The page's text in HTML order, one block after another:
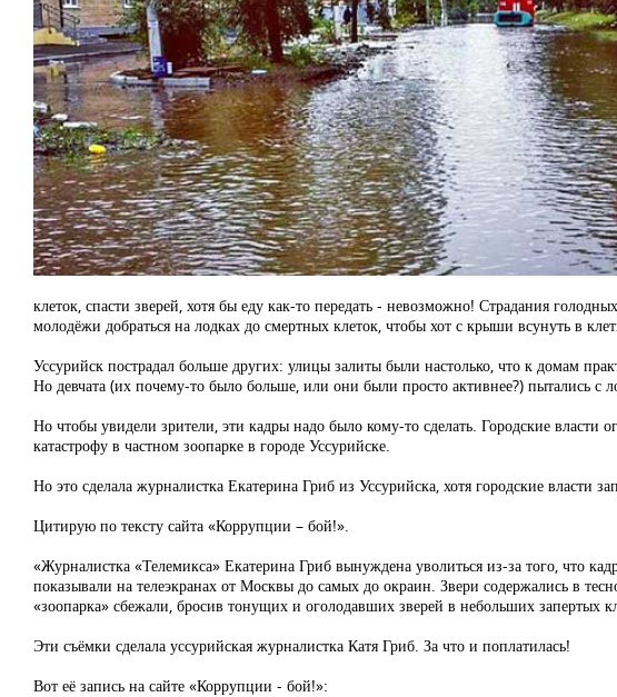
клеток, спасти зверей, хотя бы еду как-то передать - невозможно! Страдания
молодёжи добраться на лодках до смертных клеток, чтобы хот с крыши всунуть в
Уссурийск пострадал больше других: улицы залиты были настолько, что к домам
Но девчата (их почему-то было больше, или они были просто активнее?) пытались с
Но чтобы увидели зрители, эти кадры надо было кому-то сделать. Городские власти
катастрофу в частном зоопарке в городе Уссурийске.
Но это сделала журналистка Екатерина Гриб из Уссурийска, хотя городские власти
Цитирую по тексту сайта «Коррупции – бой!».
«Журналистка «Телемикса» Екатерина Гриб вынуждена уволиться из-за того, что
показывали на телеэкранах от Москвы до самых до окраин. Звери содержались в
«зоопарка» сбежали, бросив тонущих и оголодавших зверей в небольших запертых
Эти съёмки сделала уссурийская журналистка Катя Гриб. За что и поплатилась!
Вот её запись на сайте «Коррупции - бой!»: